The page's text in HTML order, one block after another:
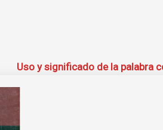
Uso y significado de la palabra